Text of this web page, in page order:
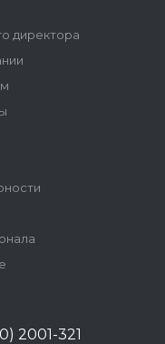
директора
2001-321